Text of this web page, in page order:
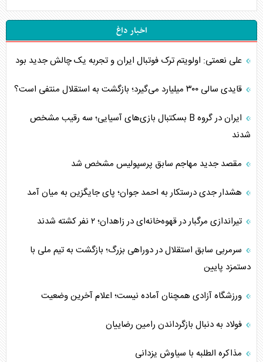
اخبار داغ
علی نعمتی: اولویتم ترک فوتبال ایران و تجربه یک چالش جدید بود
قایدی سالی ۳۰۰ میلیارد می‌گیرد؛ بازگشت به استقلال منتفی است؟
ایران در گروه B بسکتبال بازی‌های آسیایی؛ سه رقیب مشخص
شدند
مقصد جدید مهاجم سابق پرسپولیس مشخص شد
هشدار جدی درستکار به احمد جوان؛ پای جایگزین به میان آمد
تیراندازی مرگبار در قهوه‌خانه‌ای در زاهدان؛ ۲ نفر کشته شدند
سرمربی سابق استقلال در دوراهی بزرگ؛ بازگشت به تیم ملی با
دستمزد پایین
ورزشگاه آزادی همچنان آماده نیست؛ اعلام آخرین وضعیت
فولاد به دنبال بازگرداندن رامین رضاییان
مذاکره الطلبه با سیاوش یزدانی